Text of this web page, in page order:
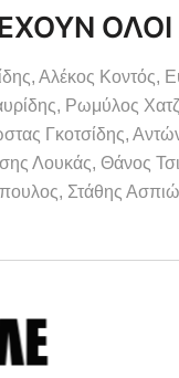
Αλέκος Κοντός,
Ρωμύλος
Γκοτσίδης,
Λουκάς, Θάνος
Στάθης